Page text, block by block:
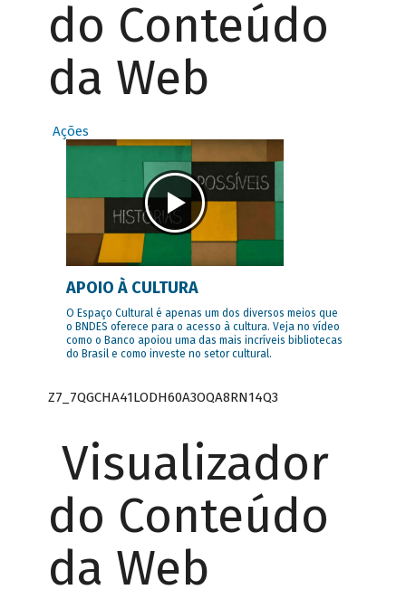
do Conteúdo
da Web
Ações
APOIO À CULTURA
O Espaço Cultural é apenas um dos diversos meios que
o BNDES oferece para o acesso à cultura. Veja no vídeo
como o Banco apoiou uma das mais incríveis bibliotecas
do Brasil e como investe no setor cultural.
Z7_7QGCHA41LODH60A3OQA8RN14Q3
Visualizador
do Conteúdo
da Web